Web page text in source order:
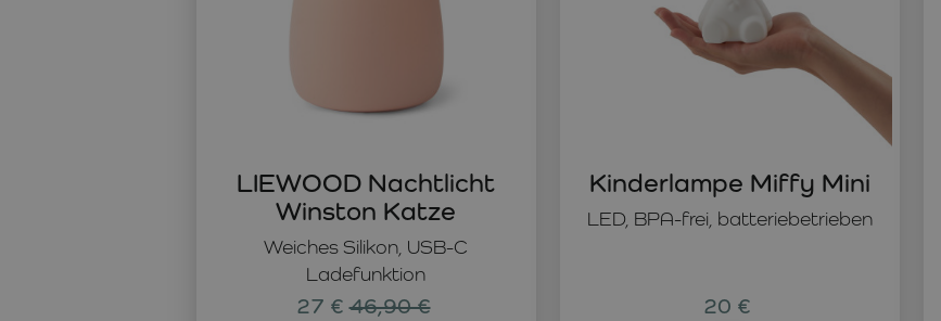
Weiches Silikon, USB-C
Ladefunktion
LIEWOOD Nachtlicht
Winston Katze
27 € 46,90 €
LED, BPA-frei, batteriebetrieben
Kinderlampe Miffy Mini
20 €